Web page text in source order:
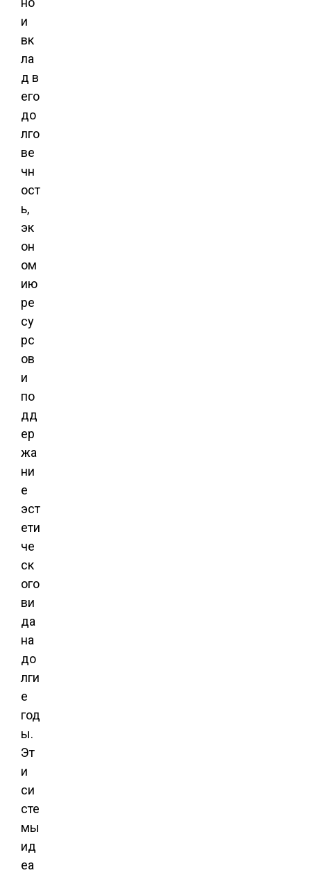
и
вк
ла
д в
его
до
лго
ве
чн
ост
ь,
эк
он
ом
ию
ре
су
рс
ов
и
по
дд
ер
жа
ни
е
эст
ети
че
ск
ого
ви
да
на
до
лги
е
год
ы.
Эт
и
си
сте
мы
ид
еа